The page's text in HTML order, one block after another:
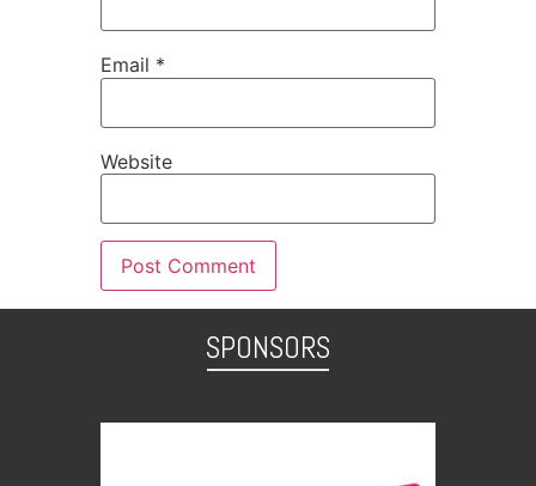
Email *
Website
SPONSORS